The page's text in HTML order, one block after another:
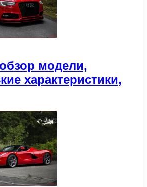
модели,
характеристики,